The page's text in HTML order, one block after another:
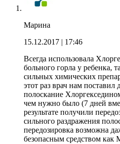
Марина
15.12.2017 | 17:46
Всегда использовала
больного горла у ребенка,
сильных химических
этот раз врач нам
полоскание
чем нужно было (7 дней
результате получили
сильного раздражения
передозировка возможна
безопасным средством как